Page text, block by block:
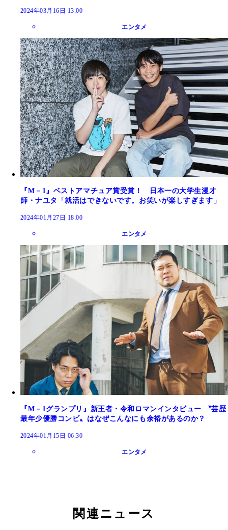
2024年03月16日 13:00
エンタメ
『M－1』ベストアマチュア賞受賞！ 日本一の大学生漫才
師・ナユタ「就活はできないです。お笑いが楽しすぎます」
2024年01月27日 18:00
エンタメ
『M－1グランプリ』新王者・令和ロマンインタビュー 〝芸歴
最年少優勝コンビ〟はなぜこんなにも余裕があるのか？
2024年01月15日 06:30
エンタメ
関連ニュース